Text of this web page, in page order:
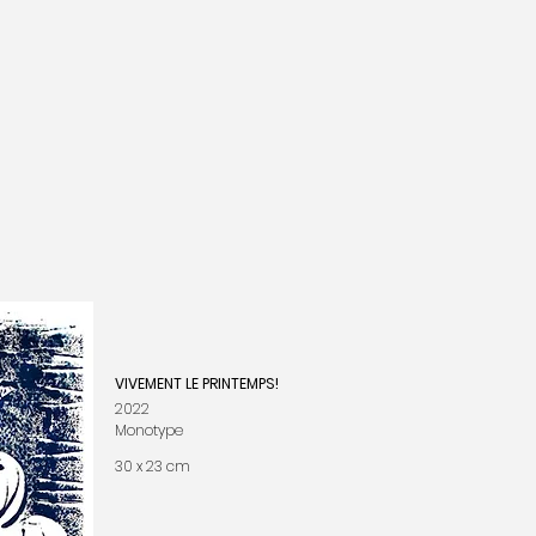
VIVEMENT LE PRINTEMPS!
2022
Monotype
30 x 23 cm